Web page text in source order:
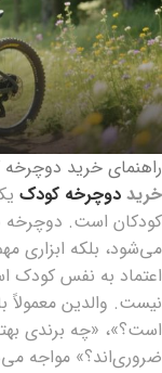
راهنمای خرید
خرید دوچرخه کودک
کودکان است. دوچرخه
می‌شود، بلکه ابزاری
اعتماد به نفس کودک
نیست. والدین
است؟»، «چه برندی
ضروری‌اند؟» مواجه